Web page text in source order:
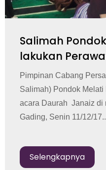
Salimah
lakukan
Pimpinan Cabang
Salimah) Pondok
acara Daurah Janaiz di
Gading, Senin 11/12/
Selengkapnya